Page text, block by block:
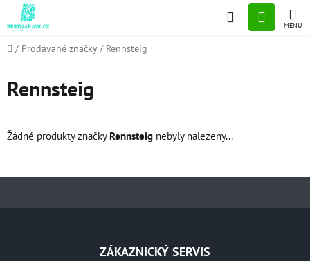
obsah
Hledat
Domů
/ Prodávané značky / Rennsteig
Rennsteig
Žádné produkty značky Rennsteig nebyly nalezeny...
ZÁKAZNICKÝ SERVIS